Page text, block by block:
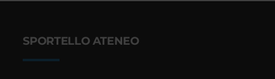
SPORTELLO ATENEO